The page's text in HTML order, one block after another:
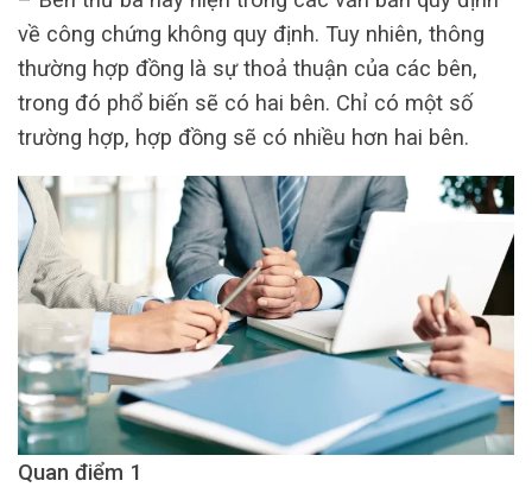
về công chứng không quy định. Tuy nhiên, thông
thường hợp đồng là sự thoả thuận của các bên,
trong đó phổ biến sẽ có hai bên. Chỉ có một số
trường hợp, hợp đồng sẽ có nhiều hơn hai bên.
Quan điểm 1